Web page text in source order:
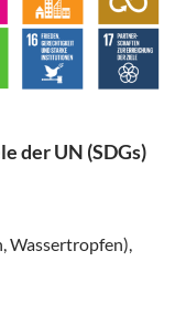
der UN (SDGs)
Wassertropfen),